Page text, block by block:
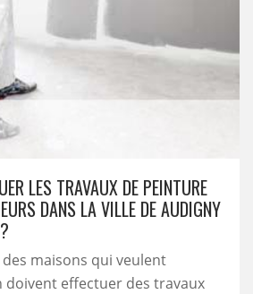
LES TRAVAUX DE PEINTURE
DANS LA VILLE DE AUDIGNY
maisons qui veulent
doivent effectuer des travaux